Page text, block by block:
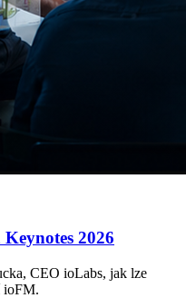
2026
CEO ioLabs, jak lze
ioFM.